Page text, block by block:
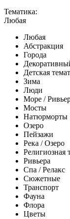
Тематика:
Любая
Любая
Абстракция
Города
Детская
Зима
Люди
Море /
Мосты
Натюрморты
Озеро
Пейзажи
Река / Озеро
Религиозная
Ривьера
Спа / Релакс
Сюжетные
Транспорт
Фауна
Флора
Цветы